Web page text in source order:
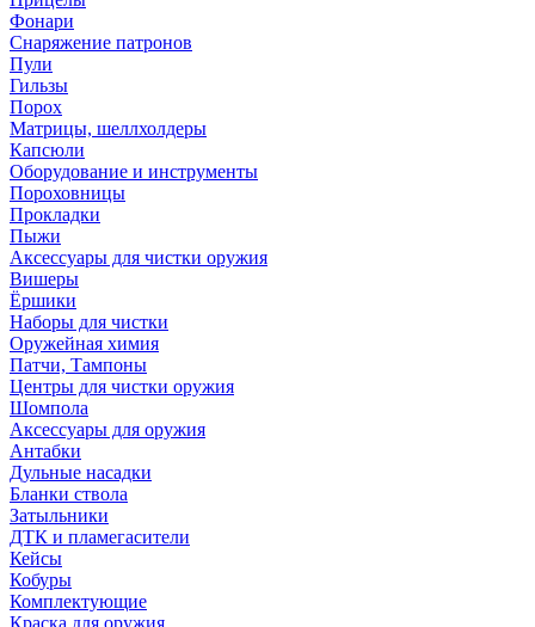
Фонари
Снаряжение патронов
Пули
Гильзы
Порох
Матрицы, шеллхолдеры
Капсюли
Оборудование и инструменты
Пороховницы
Прокладки
Пыжи
Аксессуары для чистки оружия
Вишеры
Ёршики
Наборы для чистки
Оружейная химия
Патчи, Тампоны
Центры для чистки оружия
Шомпола
Аксессуары для оружия
Антабки
Дульные насадки
Бланки ствола
Затыльники
ДТК и пламегасители
Кейсы
Кобуры
Комплектующие
Краска для оружия